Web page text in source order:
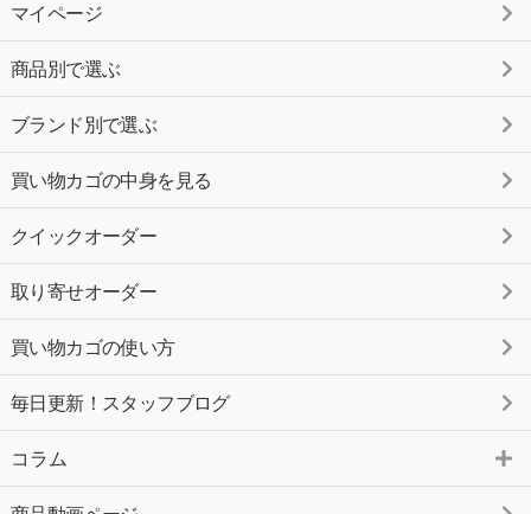
マイページ
商品別で選ぶ
ブランド別で選ぶ
買い物カゴの中身を見る
クイックオーダー
取り寄せオーダー
買い物カゴの使い方
毎日更新！スタッフブログ
コラム